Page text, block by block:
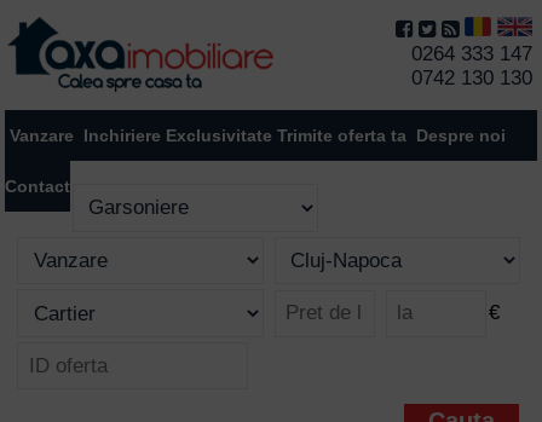
0264 333 147
0742 130 130
Vanzare Inchiriere Exclusivitate Trimite oferta ta Despre noi
Contact
€